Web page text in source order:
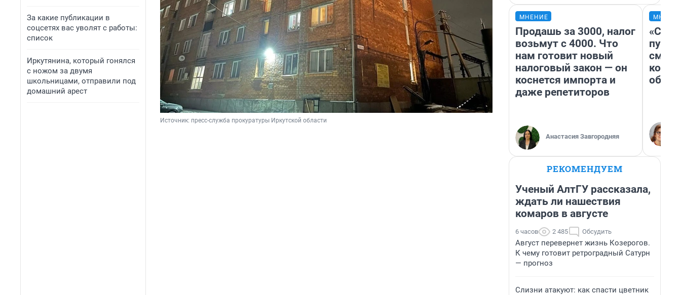
За какие публикации в
соцсетях вас уволят с работы:
список
Иркутянина, который гонялся
с ножом за двумя
школьницами, отправили под
домашний арест
Источник: пресс-служба прокуратуры Иркутской области
МНЕНИЕ
Продашь за 3000, налог
возьмут с 4000. Что
нам готовит новый
налоговый закон — он
коснется импорта и
даже репетиторов
Анастасия Завгородняя
РЕКОМЕНДУЕМ
Ученый АлтГУ рассказала,
ждать ли нашествия
комаров в августе
6 часов 2 485 Обсудить
Август перевернет жизнь Козерогов.
К чему готовит ретроградный Сатурн
— прогноз
Слизни атакуют: как спасти цветник